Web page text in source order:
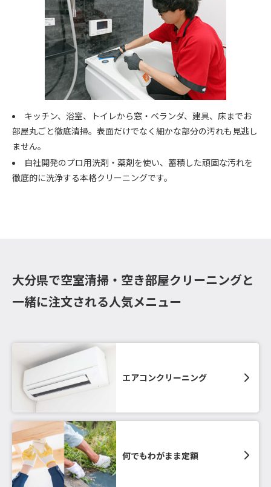
キッチン、浴室、トイレから窓・ベランダ、建具、床までお
部屋丸ごと徹底清掃。表面だけでなく細かな部分の汚れも見逃し
ません。
自社開発のプロ用洗剤・薬剤を使い、蓄積した頑固な汚れを
徹底的に洗浄する本格クリーニングです。
大分県で空室清掃・空き部屋クリーニングと
一緒に注文される人気メニュー
エアコンクリーニング
何でもわがまま定額